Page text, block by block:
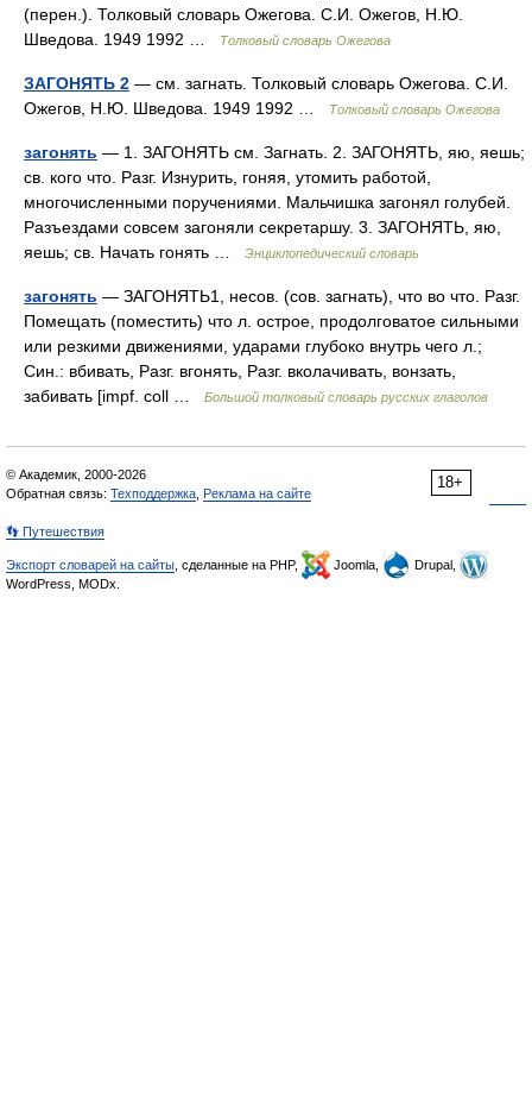
(перен.). Толковый словарь Ожегова. С.И. Ожегов, Н.Ю.
Шведова. 1949 1992 …
Толковый словарь Ожегова
ЗАГОНЯТЬ 2 — см. загнать. Толковый словарь Ожегова. С.И.
Ожегов, Н.Ю. Шведова. 1949 1992 …
Толковый словарь Ожегова
загонять — 1. ЗАГОНЯТЬ см. Загнать. 2. ЗАГОНЯТЬ, яю, яешь;
св. кого что. Разг. Изнурить, гоняя, утомить работой,
многочисленными поручениями. Мальчишка загонял голубей.
Разъездами совсем загоняли секретаршу. 3. ЗАГОНЯТЬ, яю,
яешь; св. Начать гонять …
Энциклопедический словарь
загонять — ЗАГОНЯТЬ1, несов. (сов. загнать), что во что. Разг.
Помещать (поместить) что л. острое, продолговатое сильными
или резкими движениями, ударами глубоко внутрь чего л.;
Син.: вбивать, Разг. вгонять, Разг. вколачивать, вонзать,
забивать [impf. coll …
Большой толковый словарь русских глаголов
18+
© Академик, 2000-2026
Обратная связь: Техподдержка Реклама на сайте
👣 Путешествия
Экспорт словарей на сайты , сделанные на PHP, Joomla,
Drupal,
WordPress, MODx.